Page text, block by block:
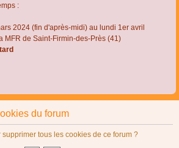
:
2024 (fin d'après-midi) au lundi 1er avril
MFR de Saint-Firmin-des-Près (41)
du forum
tous les cookies de ce forum ?